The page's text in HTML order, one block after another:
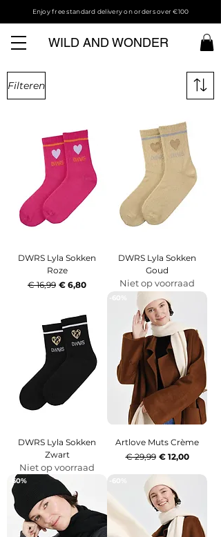
Enjoy free standard delivery on orders over €100
WILD AND WONDER
Filteren
DWRS Lyla Sokken
Roze
Normale prijs
€ 16,99 Verkoopprijs
€ 6,80
DWRS Lyla Sokken
Goud
Niet op voorraad
DWRS Lyla Sokken
Zwart
Niet op voorraad
Artlove Muts Crème
Normale prijs
€ 29,99 Verkoopprijs
€ 12,00
-60%